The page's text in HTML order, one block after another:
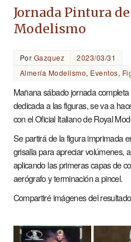
Jornada Pintura
Modelismo
Por Gazquez
2023/03/31
Almería Modelismo, Eventos,
Mañana sábado jornada
dedicada a las figuras, se va a
con el Oficial Italiano de Royal
Se partirá de la figura imprimada
grisalla para apreciar volúmenes,
aplicando las primeras capas de
aerógrafo y terminación a pincel.
Compartiré imágenes del